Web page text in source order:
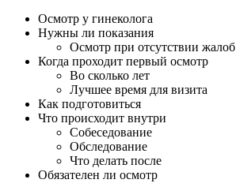
Осмотр у гинеколога
Нужны ли показания
Осмотр при отсутствии жалоб
Когда проходит первый осмотр
Во сколько лет
Лучшее время для визита
Как подготовиться
Что происходит внутри
Собеседование
Обследование
Что делать после
Обязателен ли осмотр